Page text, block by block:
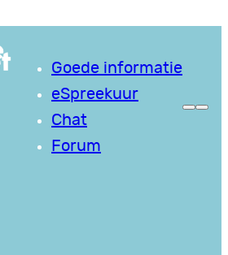
Goede informatie
eSpreekuur
Chat
Forum